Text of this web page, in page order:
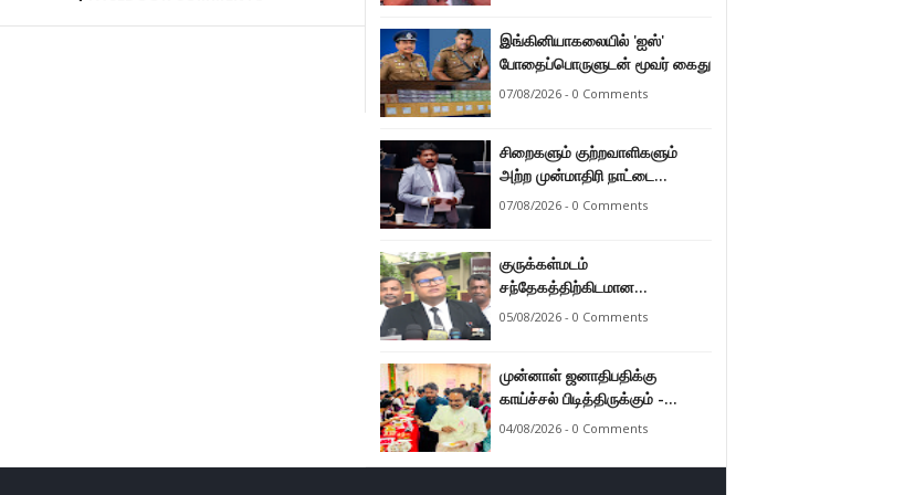
இங்கினியாகலையில் 'ஐஸ்'
போதைப்பொருளுடன் மூவர் கைது
07/08/2026 - 0 Comments
சிறைகளும் குற்றவாளிகளும்
அற்ற முன்மாதிரி நாட்டை
உருவாக்குவதே அரசாங்கத்தின்
07/08/2026 - 0 Comments
குருக்கள்மடம்
சந்தேகத்திற்கிடமான
மனிதப்புதைகுழி தொடர்பான
தவணையிடப்பட்டுள்ளது.
05/08/2026 - 0 Comments
முன்னாள் ஜனாதிபதிக்கு
காய்ச்சல் பிடித்திருக்கும் -
பாராளுமன்ற உறுப்பினர் ஸ்ரீநேசன்
04/08/2026 - 0 Comments